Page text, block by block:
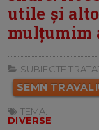
utile și
mulțumim
SUBIECTE
SEMN
TEMA:
DIVERSE